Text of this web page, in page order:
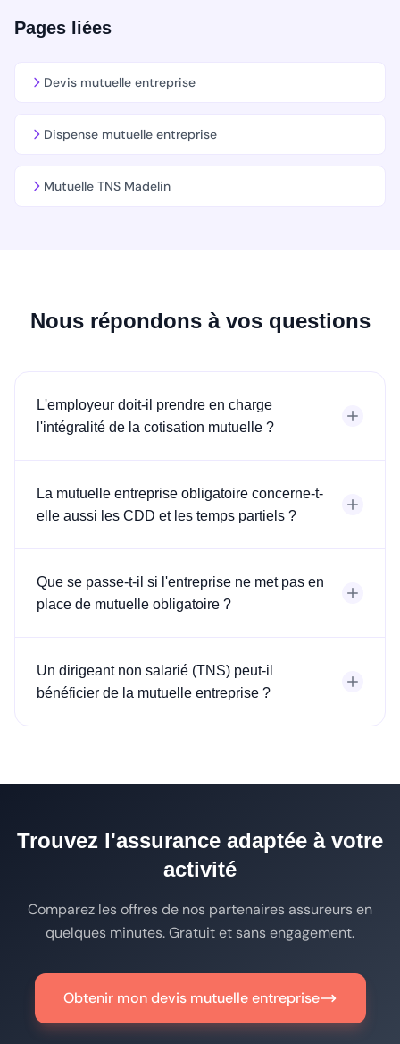
Pages liées
Devis mutuelle entreprise
Dispense mutuelle entreprise
Mutuelle TNS Madelin
Nous répondons à vos questions
L'employeur doit-il prendre en charge
l'intégralité de la cotisation mutuelle ?
La mutuelle entreprise obligatoire concerne-t-
elle aussi les CDD et les temps partiels ?
Que se passe-t-il si l'entreprise ne met pas en
place de mutuelle obligatoire ?
Un dirigeant non salarié (TNS) peut-il
bénéficier de la mutuelle entreprise ?
Trouvez l'assurance adaptée à votre
activité
Comparez les offres de nos partenaires assureurs en
quelques minutes. Gratuit et sans engagement.
Obtenir mon devis mutuelle entreprise